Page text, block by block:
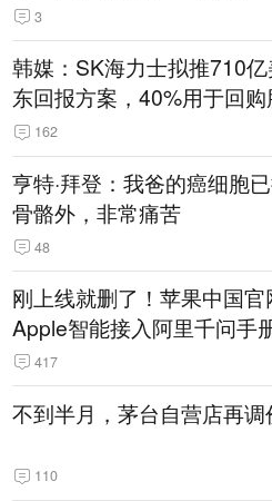
3
韩媒：SK海力士拟推710
东回报方案，40%用于回
相当于美股发行规模
162
亨特·拜登：我爸的癌细胞
骨骼外，非常痛苦
48
刚上线就删了！苹果中国官
Apple智能接入阿里千问手
417
不到半月，茅台自营店再调
110